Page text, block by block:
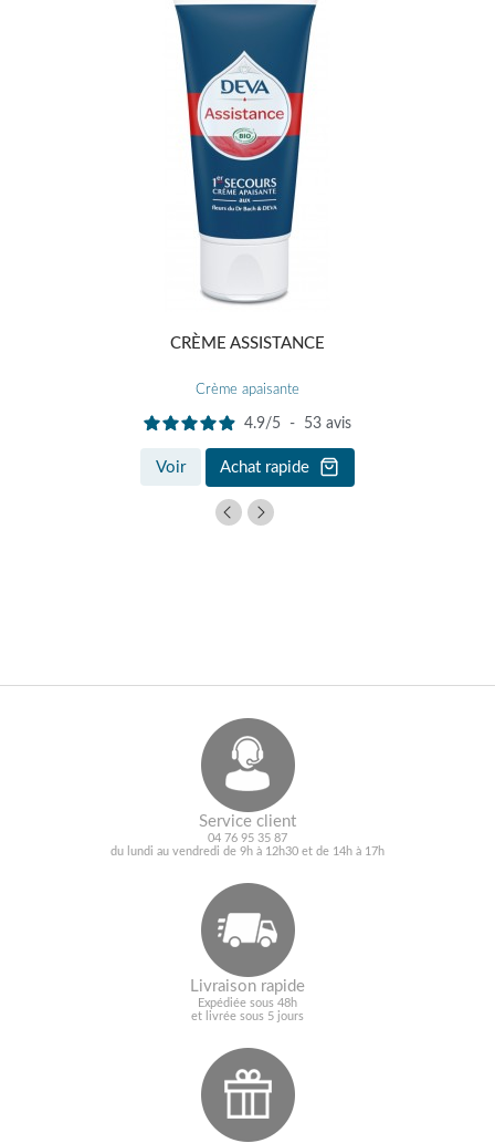
CRÈME ASSISTANCE
Crème apaisante
4.9/5 - 53 avis
Voir Achat rapide
Service client
04 76 95 35 87
du lundi au vendredi de 9h à 12h30 et de 14h à 17h
Livraison rapide
Expédiée sous 48h
et livrée sous 5 jours